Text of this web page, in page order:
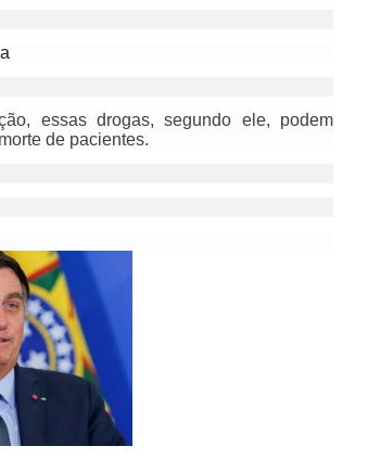
essas drogas, segundo ele, podem
de pacientes.